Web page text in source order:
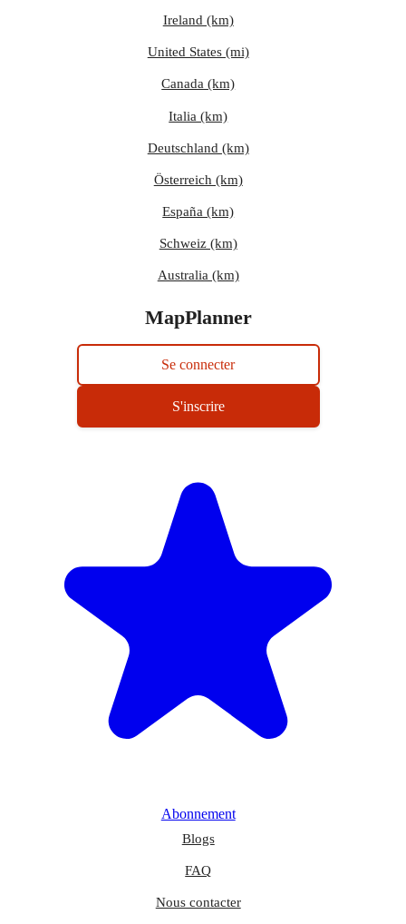
Ireland (km)
United States (mi)
Canada (km)
Italia (km)
Deutschland (km)
Österreich (km)
España (km)
Schweiz (km)
Australia (km)
MapPlanner
Se connecter
S'inscrire
Abonnement
Blogs
FAQ
Nous contacter